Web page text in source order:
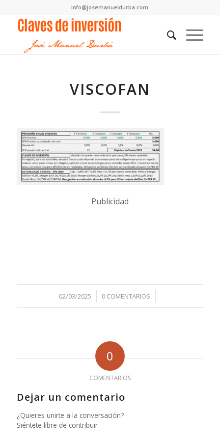
info@josemanueldurba.com
VISCOFAN
Publicidad
02/03/2025
/ 0 COMENTARIOS
/
0
COMENTARIOS
Dejar un comentario
¿Quieres unirte a la conversación?
Siéntete libre de contribuir